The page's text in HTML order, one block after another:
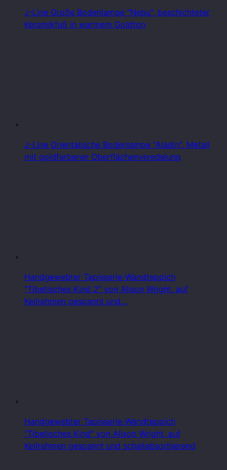
J-Line Große Bodenlampe "Nebu", beschichteter
Keramikfuß in warmem Goldton
J-Line Orientalische Bodenlampe "Aladin", Metall
mit goldfarbener Oberflächenveredelung
Handgewebter Tapisserie-Wandteppich
"Tibetisches Kind 2" von Alison Wright, auf
Keilrahmen gespannt und…
Handgewebter Tapisserie-Wandteppich
"Tibetisches Kind" von Alison Wright, auf
Keilrahmen gespannt und schallabsorbierend